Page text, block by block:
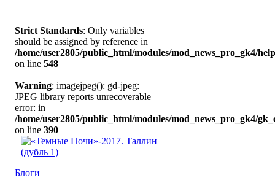
Strict Standards: Only variables
should be assigned by reference in
/home/user2805/public_html/modules/mod_news_pro_gk4/
on line 548
Warning: imagejpeg(): gd-jpeg:
JPEG library reports unrecoverable
error: in
/home/user2805/public_html/modules/mod_news_pro_gk4/
on line 390
Блоги